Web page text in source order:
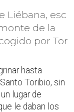
Liébana, esc
de la
por Tor
hasta
Toribio, sin
lugar de
le daban los